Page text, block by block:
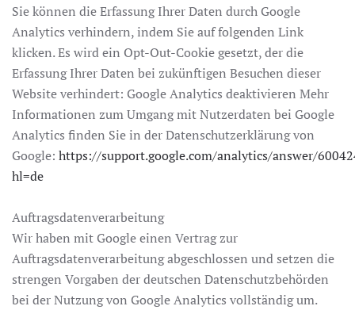
Sie können die Erfassung Ihrer Daten durch Google
Analytics verhindern, indem Sie auf folgenden Link
klicken. Es wird ein Opt-Out-Cookie gesetzt, der die
Erfassung Ihrer Daten bei zukünftigen Besuchen dieser
Website verhindert: Google Analytics deaktivieren Mehr
Informationen zum Umgang mit Nutzerdaten bei Google
Analytics finden Sie in der Datenschutzerklärung von
Google: https://support.google.com/analytics/answer/
hl=de
Auftragsdatenverarbeitung
Wir haben mit Google einen Vertrag zur
Auftragsdatenverarbeitung abgeschlossen und setzen die
strengen Vorgaben der deutschen Datenschutzbehörden
bei der Nutzung von Google Analytics vollständig um.